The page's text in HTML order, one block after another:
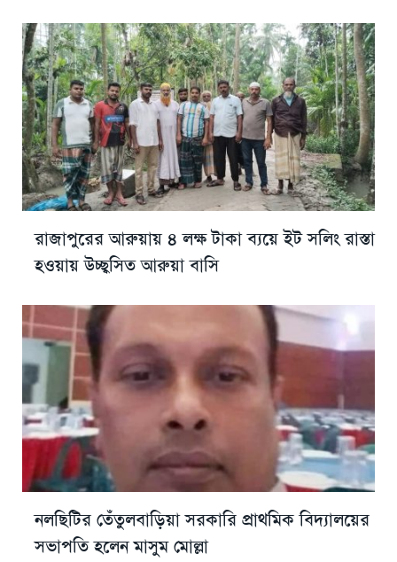
রাজাপুরের আরুয়ায় ৪ লক্ষ টাকা ব্যয়ে ইট সলিং রাস্তা
হওয়ায় উচ্ছ্বসিত আরুয়া বাসি
নলছিটির তেঁতুলবাড়িয়া সরকারি প্রাথমিক বিদ্যালয়ের
সভাপতি হলেন মাসুম মোল্লা